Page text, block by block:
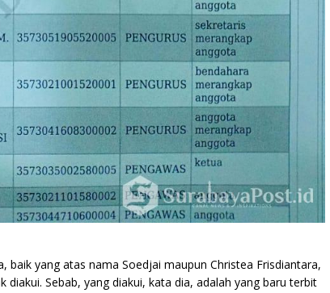
baik yang atas nama Soedjai maupun Christea Frisdiantara,
diakui. Sebab, yang diakui, kata dia, adalah yang baru terbit